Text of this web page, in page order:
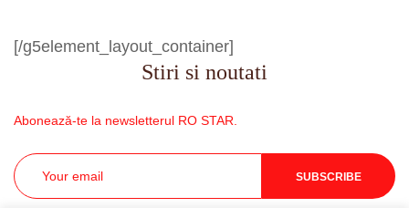
[/g5element_layout_container]
Stiri si noutati
Abonează-te la newsletterul RO STAR.